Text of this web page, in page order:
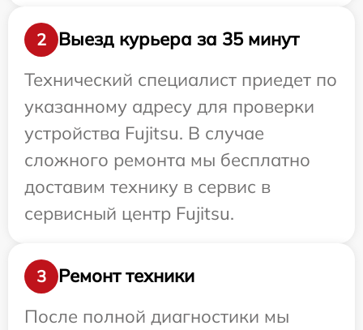
2
Выезд курьера за 35 минут
Технический специалист приедет по
указанному адресу для проверки
устройства Fujitsu. В случае
сложного ремонта мы бесплатно
доставим технику в сервис в
сервисный центр Fujitsu.
3
Ремонт техники
После полной диагностики мы